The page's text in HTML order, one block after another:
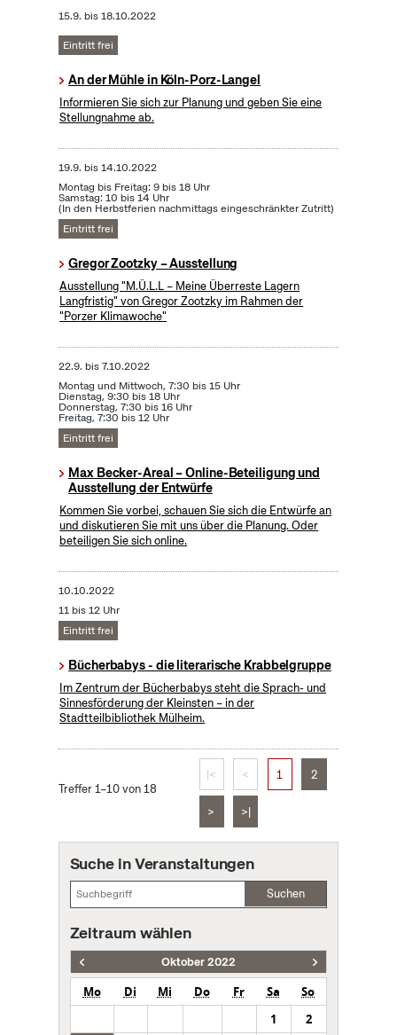
15.9. bis18.10.2022
Eintritt frei
An der Mühle in Köln-Porz-Langel
Informieren Sie sich zur Planung und geben Sie eine
Stellungnahme ab.
19.9. bis14.10.2022
Montag bis Freitag: 9 bis 18 Uhr
Samstag: 10 bis 14 Uhr
(In den Herbstferien nachmittags eingeschränkter Zutritt)
Eintritt frei
Gregor Zootzky – Ausstellung
Ausstellung "M.Ü.L.L – Meine Überreste Lagern
Langfristig" von Gregor Zootzky im Rahmen der
"Porzer Klimawoche"
22.9. bis7.10.2022
Montag und Mittwoch, 7:30 bis 15 Uhr
Dienstag, 9:30 bis 18 Uhr
Donnerstag, 7:30 bis 16 Uhr
Freitag, 7:30 bis 12 Uhr
Eintritt frei
Max Becker-Areal – Online-Beteiligung und
Ausstellung der Entwürfe
Kommen Sie vorbei, schauen Sie sich die Entwürfe an
und diskutieren Sie mit uns über die Planung. Oder
beteiligen Sie sich online.
10.10.2022
11 bis 12 Uhr
Eintritt frei
Bücherbabys - die literarische Krabbelgruppe
Im Zentrum der Bücherbabys steht die Sprach- und
Sinnesförderung der Kleinsten – in der
Stadtteilbibliothek Mülheim.
Treffer 1–10 von 18
|< < 1 2
> >|
Suche in Veranstaltungen
Suchen
Zeitraum wählen
Oktober 2022
Mo Di Mi Do Fr Sa
So
1
2